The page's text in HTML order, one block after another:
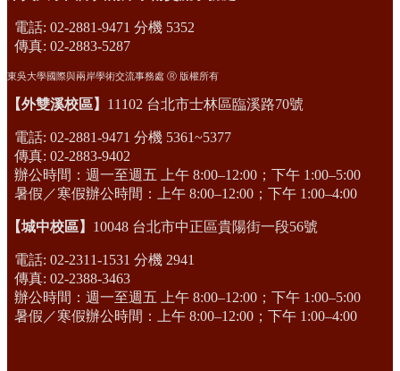
電話: 02-2881-9471 分機 5352
傳真: 02-2883-5287
東吳大學國際與兩岸學術交流事務處 Ⓡ 版權所有
【外雙溪校區】 11102 台北市士林區臨溪路70號
電話: 02-2881-9471 分機 5361~5377
傳真: 02-2883-9402
辦公時間：週一至週五 上午 8:00–12:00；下午 1:00–5:00
暑假／寒假辦公時間：上午 8:00–12:00；下午 1:00–4:00
【城中校區】 10048 台北市中正區貴陽街一段56號
電話: 02-2311-1531 分機 2941
傳真: 02-2388-3463
辦公時間：週一至週五 上午 8:00–12:00；下午 1:00–5:00
暑假／寒假辦公時間：上午 8:00–12:00；下午 1:00–4:00